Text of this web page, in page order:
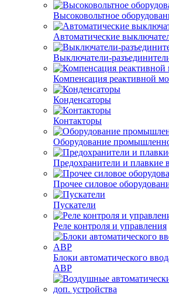
Высоковольтное
Автоматические
Выключатели-
Компенсация реактивной
Конденсаторы
Контакторы
Оборудование
Предохранители и плавкие
Прочее силовое
Пускатели
Реле контроля и управления
Блоки автоматического
АВР